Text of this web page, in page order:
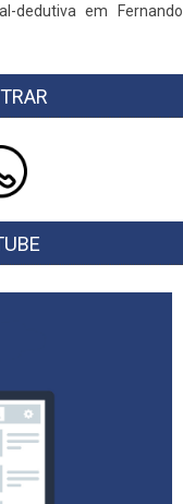
dedutiva em Fernando